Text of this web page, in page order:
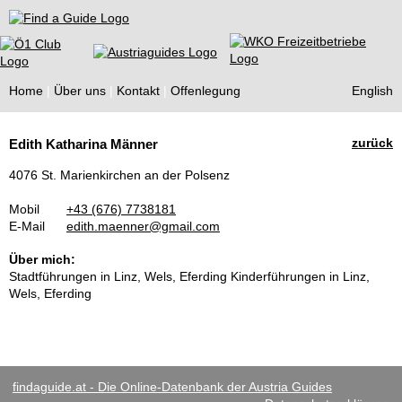
Find a Guide
Home Über uns Kontakt Offenlegung English
Guides
zurück
Edith Katharina Männer
4076 St. Marienkirchen an der Polsenz
Mobil
+43 (676) 7738181
E-Mail
edith.maenner@gmail.com
Über mich:
Stadtführungen in Linz, Wels, Eferding Kinderführungen in Linz,
Wels, Eferding
findaguide.at - Die Online-Datenbank der Austria Guides